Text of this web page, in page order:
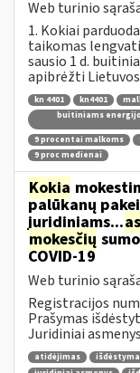
Web turinio
1. Kokiai
taikomas
sausio 1 d.
apibrėžti
kn 4401 kn4401
buitiniams
9 procentai malkoms
9 proc medienai
Kokia
palūkanų
juridiniams...
mokesčių
COVID-19
Web turinio
Registracijos
Prašymas
Juridiniai
atidėjimas